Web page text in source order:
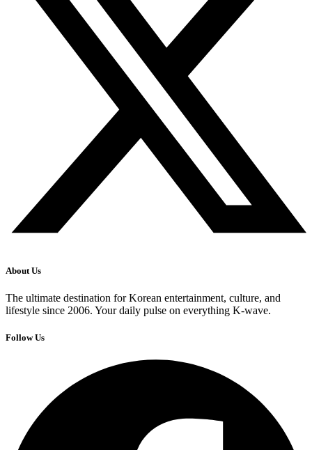
About Us
The ultimate destination for Korean entertainment, culture, and
lifestyle since 2006. Your daily pulse on everything K-wave.
Follow Us